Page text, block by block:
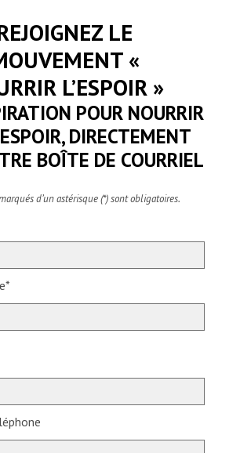
la guérison et le rétablissement.
ces personnes ont survécu à la torture, à
et à de graves violations des
personne. Mexique, 2026. © María
LE
«
L’ESPOIR »
POUR NOURRIR
DIRECTEMENT
BOÎTE DE COURRIEL
d’un astérisque (*) sont obligatoires.